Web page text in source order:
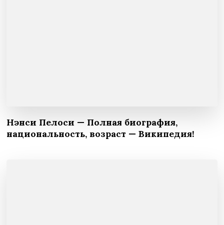
Нэнси Пелоси — Полная биография,
национальность, возраст — Википедия!